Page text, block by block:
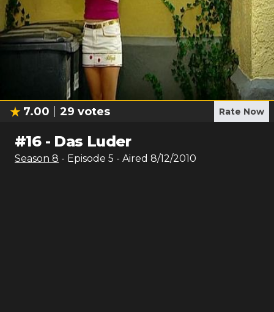
7.00 29 votes Rate Now
#16- Das Luder
Season 8 - Episode 5 - Aired 8/12/2010